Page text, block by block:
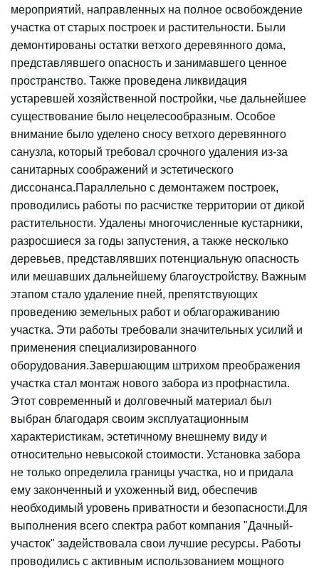
мероприятий, направленных на полное освобождение
участка от старых построек и растительности. Были
демонтированы остатки ветхого деревянного дома,
представлявшего опасность и занимавшего ценное
пространство. Также проведена ликвидация
устаревшей хозяйственной постройки, чье дальнейшее
существование было нецелесообразным. Особое
внимание было уделено сносу ветхого деревянного
санузла, который требовал срочного удаления из-за
санитарных соображений и эстетического
диссонанса.Параллельно с демонтажем построек,
проводились работы по расчистке территории от дикой
растительности. Удалены многочисленные кустарники,
разросшиеся за годы запустения, а также несколько
деревьев, представлявших потенциальную опасность
или мешавших дальнейшему благоустройству. Важным
этапом стало удаление пней, препятствующих
проведению земельных работ и облагораживанию
участка. Эти работы требовали значительных усилий и
применения специализированного
оборудования.Завершающим штрихом преображения
участка стал монтаж нового забора из профнастила.
Этот современный и долговечный материал был
выбран благодаря своим эксплуатационным
характеристикам, эстетичному внешнему виду и
относительно невысокой стоимости. Установка забора
не только определила границы участка, но и придала
ему законченный и ухоженный вид, обеспечив
необходимый уровень приватности и безопасности.Для
выполнения всего спектра работ компания "Дачный-
участок" задействовала свои лучшие ресурсы. Работы
проводились с активным использованием мощного